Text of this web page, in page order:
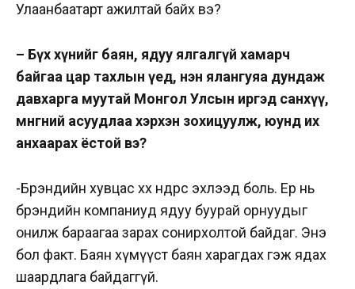
Улаанбаатарт ажилтай байх вэ?
– Бүх хүнийг баян, ядуу ялгалгүй хамарч
байгаа цар тахлын үед, нэн ялангуяа дундаж
давхарга муутай Монгол Улсын иргэд санхүү,
мөнгөний асуудлаа хэрхэн зохицуулж, юунд их
анхаарах ёстой вэ?
-Брэндийн хувцас хөөхөө өнөөдрөөс эхлээд боль. Ер нь
брэндийн компаниуд ядуу буурай орнуудыг
онилж бараагаа зарах сонирхолтой байдаг. Энэ
бол факт. Баян хүмүүст баян харагдах гэж ядах
шаардлага байдаггүй.